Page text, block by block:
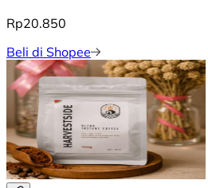
Rp20.850
Beli di Shopee